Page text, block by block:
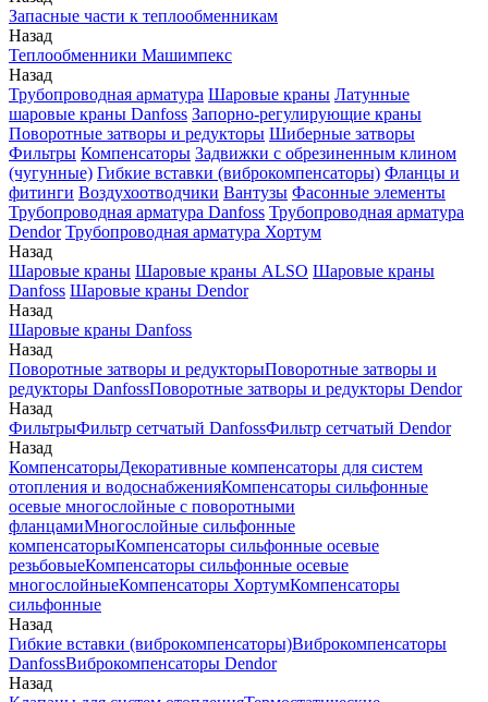
Запасные части к теплообменникам
Назад
Теплообменники Машимпекс
Назад
Трубопроводная арматура Шаровые краны Латунные
шаровые краны Danfoss Запорно-регулирующие краны
Поворотные затворы и редукторы Шиберные затворы
Фильтры Компенсаторы Задвижки с обрезиненным клином
(чугунные) Гибкие вставки (виброкомпенсаторы) Фланцы и
фитинги Воздухоотводчики Вантузы Фасонные элементы
Трубопроводная арматура Danfoss Трубопроводная арматура
Dendor Трубопроводная арматура Хортум
Назад
Шаровые краны Шаровые краны ALSO Шаровые краны
Danfoss Шаровые краны Dendor
Назад
Шаровые краны Danfoss
Назад
Поворотные затворы и редукторыПоворотные затворы и
редукторы DanfossПоворотные затворы и редукторы Dendor
Назад
ФильтрыФильтр сетчатый DanfossФильтр сетчатый Dendor
Назад
КомпенсаторыДекоративные компенсаторы для систем
отопления и водоснабженияКомпенсаторы сильфонные
осевые многослойные с поворотными
фланцамиМногослойные сильфонные
компенсаторыКомпенсаторы сильфонные осевые
резьбовыеКомпенсаторы сильфонные осевые
многослойныеКомпенсаторы ХортумКомпенсаторы
сильфонные
Назад
Гибкие вставки (виброкомпенсаторы)Виброкомпенсаторы
DanfossВиброкомпенсаторы Dendor
Назад